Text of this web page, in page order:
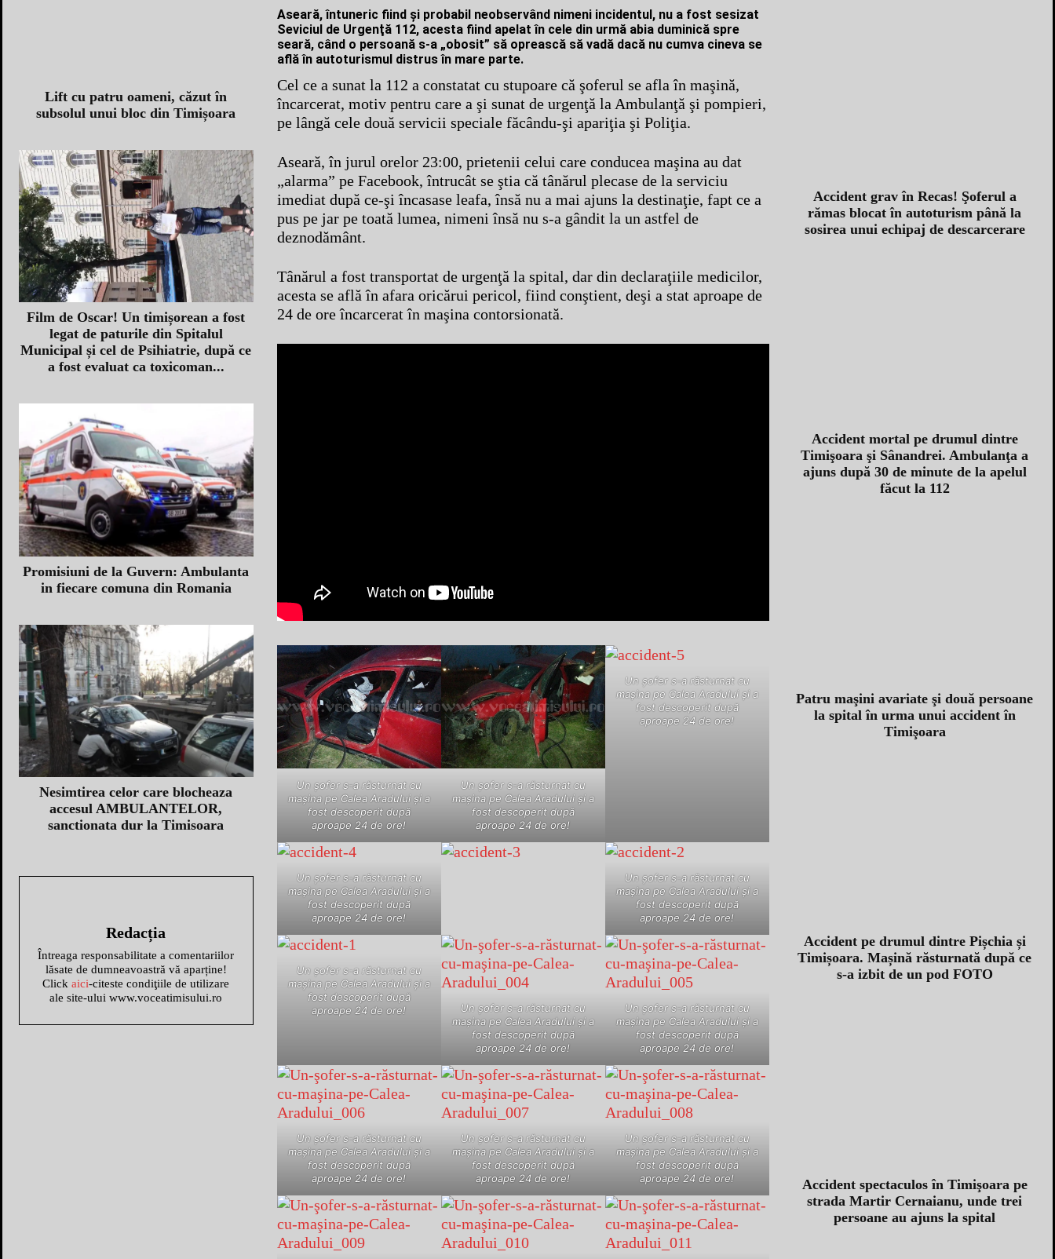
Lift cu patru oameni, căzut în
subsolul unui bloc din Timișoara
Film de Oscar! Un timișorean a fost
legat de paturile din Spitalul
Municipal și cel de Psihiatrie, după ce
a fost evaluat ca toxicoman...
Promisiuni de la Guvern: Ambulanta
in fiecare comuna din Romania
Nesimtirea celor care blocheaza
accesul AMBULANTELOR,
sanctionata dur la Timisoara
Redacția
Întreaga responsabilitate a comentariilor
lăsate de dumneavoastră vă aparține!
Clickaici-citeste condiţiile de utilizare
ale site-ului www.voceatimisului.ro
Aseară, întuneric fiind şi probabil neobservând nimeni incidentul, nu a fost sesizat
Seviciul de Urgenţă 112, acesta fiind apelat în cele din urmă abia duminică spre
seară, când o persoană s-a „obosit” să oprească să vadă dacă nu cumva cineva se
află în autoturismul distrus în mare parte.
Cel ce a sunat la 112 a constatat cu stupoare că şoferul se afla în maşină,
încarcerat, motiv pentru care a şi sunat de urgenţă la Ambulanţă şi pompieri,
pe lângă cele două servicii speciale făcându-şi apariţia şi Poliţia.
Aseară, în jurul orelor 23:00, prietenii celui care conducea maşina au dat
„alarma” pe Facebook, întrucât se ştia că tânărul plecase de la serviciu
imediat după ce-şi încasase leafa, însă nu a mai ajuns la destinaţie, fapt ce a
pus pe jar pe toată lumea, nimeni însă nu s-a gândit la un astfel de
deznodământ.
Tânărul a fost transportat de urgenţă la spital, dar din declaraţiile medicilor,
acesta se află în afara oricărui pericol, fiind conştient, deşi a stat aproape de
24 de ore încarcerat în maşina contorsionată.
Un şofer s-a răsturnat cu
maşina pe Calea Aradului şi a
fost descoperit după
aproape 24 de ore!
Un şofer s-a răsturnat cu
maşina pe Calea Aradului şi a
fost descoperit după
aproape 24 de ore!
Un şofer s-a răsturnat cu
maşina pe Calea Aradului şi a
fost descoperit după
aproape 24 de ore!
Un şofer s-a răsturnat cu
maşina pe Calea Aradului şi a
fost descoperit după
aproape 24 de ore!
Un şofer s-a răsturnat cu
maşina pe Calea Aradului şi a
fost descoperit după
aproape 24 de ore!
Un şofer s-a răsturnat cu
maşina pe Calea Aradului şi a
fost descoperit după
aproape 24 de ore!
Un şofer s-a răsturnat cu
maşina pe Calea Aradului şi a
fost descoperit după
aproape 24 de ore!
Un şofer s-a răsturnat cu
maşina pe Calea Aradului şi a
fost descoperit după
aproape 24 de ore!
Un şofer s-a răsturnat cu
maşina pe Calea Aradului şi a
fost descoperit după
aproape 24 de ore!
Un şofer s-a răsturnat cu
maşina pe Calea Aradului şi a
fost descoperit după
aproape 24 de ore!
Un şofer s-a răsturnat cu
maşina pe Calea Aradului şi a
fost descoperit după
aproape 24 de ore!
Accident grav în Recas! Şoferul a
rămas blocat în autoturism până la
sosirea unui echipaj de descarcerare
Accident mortal pe drumul dintre
Timişoara şi Sânandrei. Ambulanţa a
ajuns după 30 de minute de la apelul
făcut la 112
Patru maşini avariate şi două persoane
la spital în urma unui accident în
Timişoara
Accident pe drumul dintre Pișchia și
Timișoara. Mașină răsturnată după ce
s-a izbit de un pod FOTO
Accident spectaculos în Timişoara pe
strada Martir Cernaianu, unde trei
persoane au ajuns la spital